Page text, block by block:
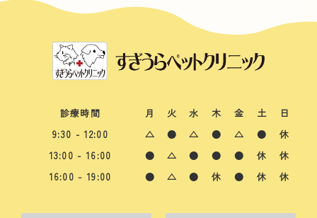
診療時間 月 火 水 木 金 土
日
9:30 - 12:00
△ ● △ ● △ ●
休
13:00 - 16:00
● △ ● ● ● 休
休
16:00 - 19:00
● △ ● 休 ● 休 休